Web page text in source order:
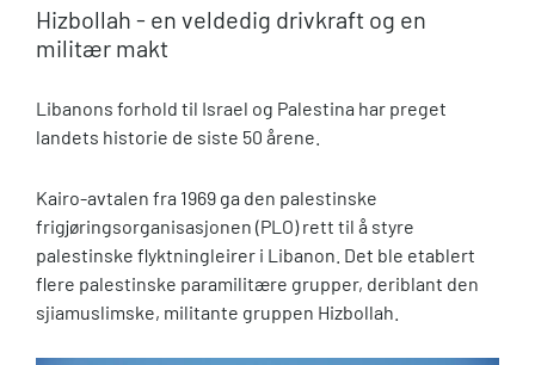
Hizbollah - en veldedig drivkraft og en
militær makt
Libanons forhold til Israel og Palestina har preget
landets historie de siste 50 årene.
Kairo-avtalen fra 1969 ga den palestinske
frigjøringsorganisasjonen (PLO) rett til å styre
palestinske flyktningleirer i Libanon. Det ble etablert
flere palestinske paramilitære grupper, deriblant den
sjiamuslimske, militante gruppen Hizbollah.